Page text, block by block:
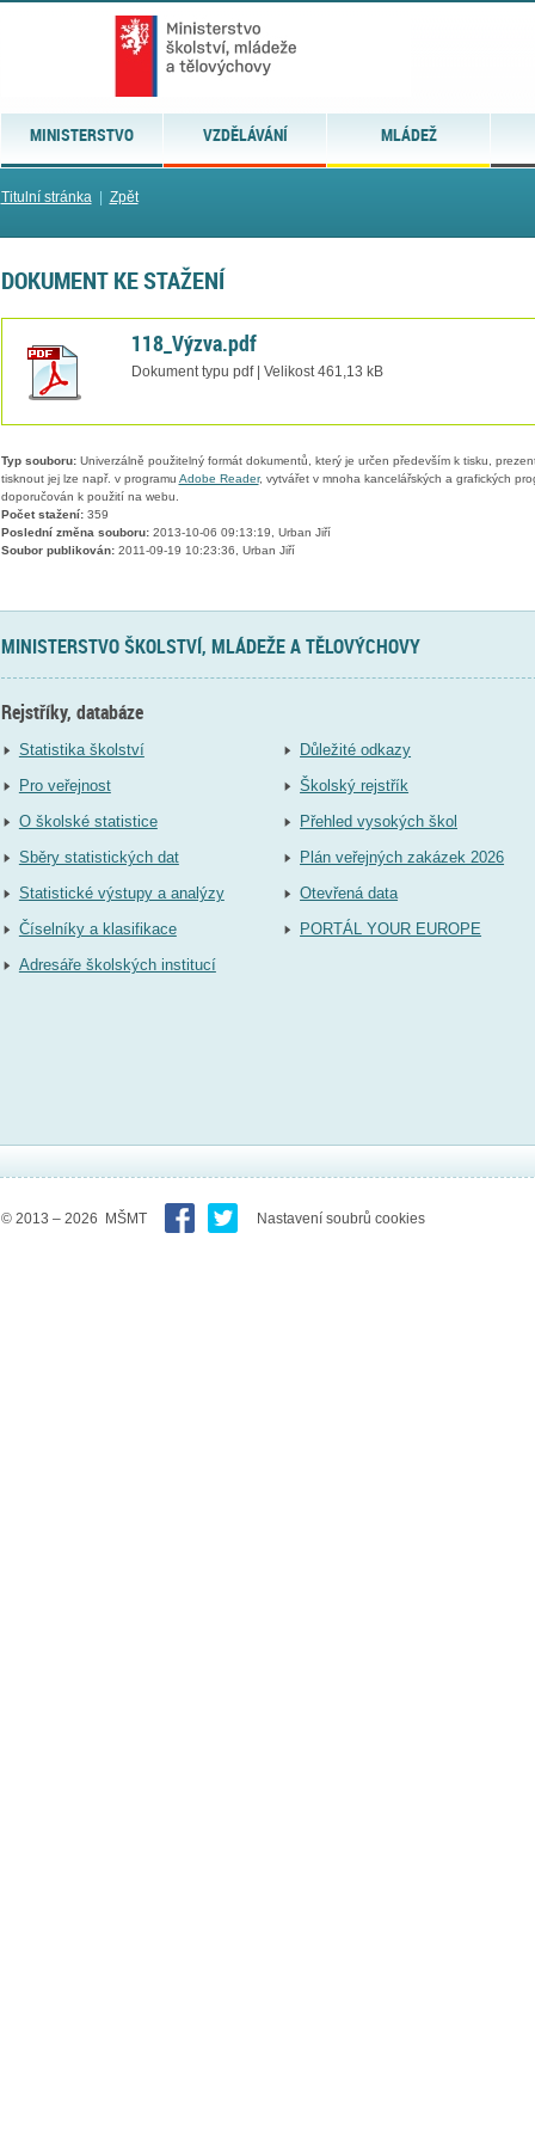
MINISTERSTVO VZDĚLÁVÁNÍ MLÁDEŽ
Titulní stránka| Zpět
DOKUMENT KE STAŽENÍ
118_Výzva.pdf
Dokument typu pdf | Velikost 461,13 kB
Typ souboru:Univerzálně použitelný formát dokumentů, který je určen především k tisku,
tisknout jej lze např. v programu Adobe Reader, vytvářet v mnoha kancelářských a grafických
doporučován k použití na webu.
Počet stažení:359
Poslední změna souboru:2013-10-06 09:13:19, Urban Jiří
Soubor publikován:2011-09-19 10:23:36, Urban Jiří
MINISTERSTVO ŠKOLSTVÍ, MLÁDEŽE A TĚLOVÝCHOVY
Rejstříky, databáze
Statistika školství
Pro veřejnost
O školské statistice
Sběry statistických dat
Statistické výstupy a analýzy
Číselníky a klasifikace
Adresáře školských institucí
Důležité odkazy
Školský rejstřík
Přehled vysokých škol
Plán veřejných zakázek 2026
Otevřená data
PORTÁL YOUR EUROPE
© 2013 – 2026 MŠMT Nastavení soubrů cookies